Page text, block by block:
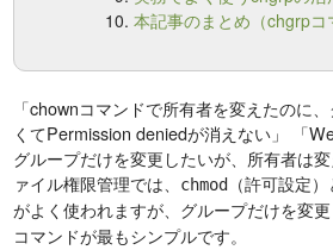
本記事のまとめ（chgrpコ
「chownコマンドで所有者を変えたのに
くてPermission deniedが消えない」 「
グループだけを変更したいが、所有者は
ァイル権限管理では、
chmod （許可設定）
がよく使われますが、グループだけを変
コマンドが最もシンプルです。